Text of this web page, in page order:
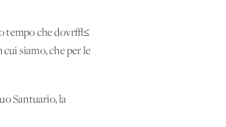
tempo che dovr√≤
siamo, che per le
Santuario, la